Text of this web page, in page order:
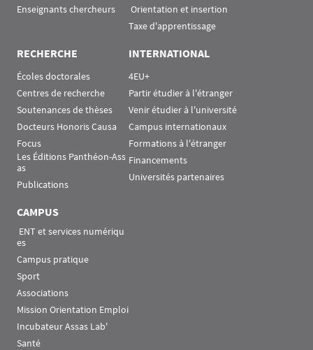
Enseignants chercheurs
Orientation et insertion
Taxe d'apprentissage
RECHERCHE
Écoles doctorales
Centres de recherche
Soutenances de thèses
Docteurs Honoris Causa
Focus
Les Éditions Panthéon-Ass
as
Publications
INTERNATIONAL
4EU+
Partir étudier à l'étranger
Venir étudier à l'université
Campus internationaux
Formations à l'étranger
Financements
Universités partenaires
CAMPUS
es
Campus pratique
Sport
Associations
Mission Orientation Emploi
Incubateur Assas Lab'
Santé